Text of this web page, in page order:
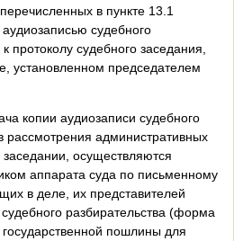
в пункте 13.1
судебного
судебного заседания,
установленном председателем
копии аудиозаписи судебного
рассмотрения административных
осуществляются
аппарата суда по письменному
в деле, их представителей
разбирательства (форма
государственной пошлины для